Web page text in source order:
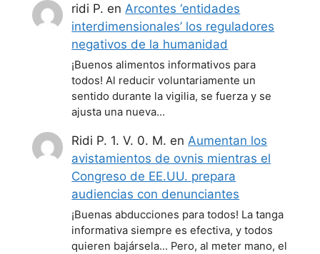
ridi P. en Arcontes ‘entidades
interdimensionales’ los reguladores
negativos de la humanidad
¡Buenos alimentos informativos para
todos! Al reducir voluntariamente un
sentido durante la vigilia, se fuerza y se
ajusta una nueva…
Ridi P. 1. V. 0. M. enAumentan los
avistamientos de ovnis mientras el
Congreso de EE.UU. prepara
audiencias con denunciantes
¡Buenas abducciones para todos! La tanga
informativa siempre es efectiva, y todos
quieren bajársela... Pero, al meter mano, el